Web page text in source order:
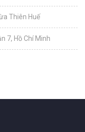
Thiên Huế
7, Hồ Chí Minh